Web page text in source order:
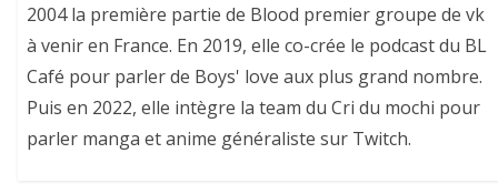
2004 la première partie de Blood premier groupe de vk
à venir en France. En 2019, elle co-crée le podcast du BL
Café pour parler de Boys' love aux plus grand nombre.
Puis en 2022, elle intègre la team du Cri du mochi pour
parler manga et anime généraliste sur Twitch.